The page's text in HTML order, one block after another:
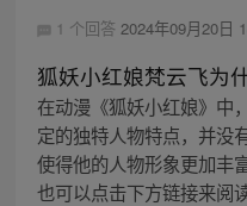
1 个回答 2024年09月20日
狐妖小红娘梵云飞为
在动漫《狐妖小红娘》中
定的独特人物特点，并没
使得他的人物形象更加丰
也可以点击下方链接来阅